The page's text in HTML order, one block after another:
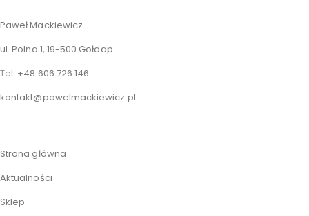
Paweł Mackiewicz
ul. Polna 1, 19-500 Gołdap
Tel. +48 606 726 146
kontakt@pawelmackiewicz.pl
Strona główna
Aktualności
Sklep